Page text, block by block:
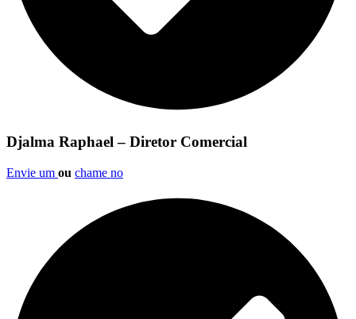
Djalma Raphael – Diretor Comercial
Envie um ou chame no